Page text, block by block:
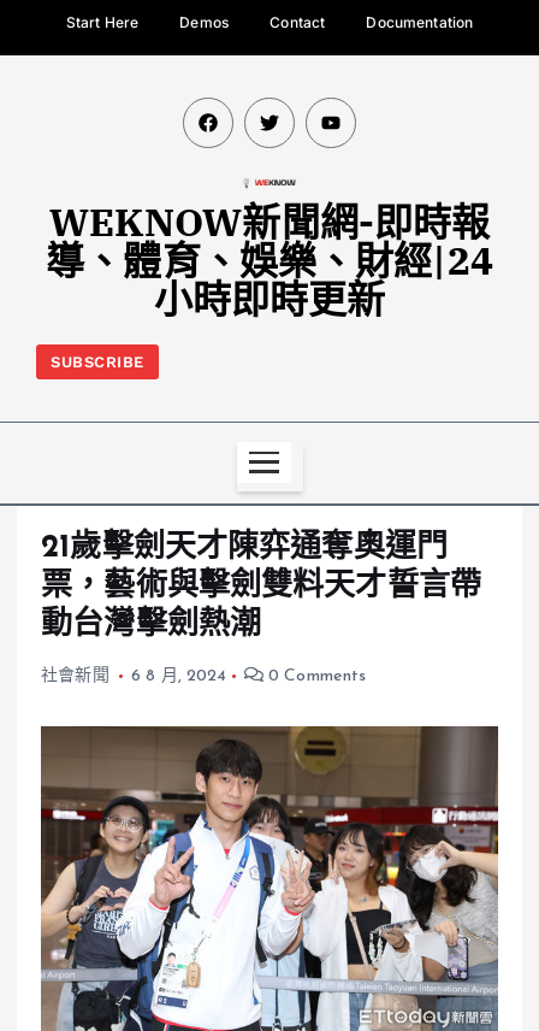
Start Here Demos Contact Documentation
WEKNOW新聞網-即時報
導、體育、娛樂、財經|24
小時即時更新
SUBSCRIBE
21歲擊劍天才陳弈通奪奧運門
票，藝術與擊劍雙料天才誓言帶
動台灣擊劍熱潮
社會新聞 6 8 月, 2024 0 Comments